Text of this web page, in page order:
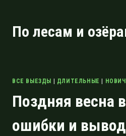
содержимому
По лесам и
ВСЕ ВЫЕЗДЫ ДЛИТЕЛЬНЫЕ
Поздняя весна
ошибки и